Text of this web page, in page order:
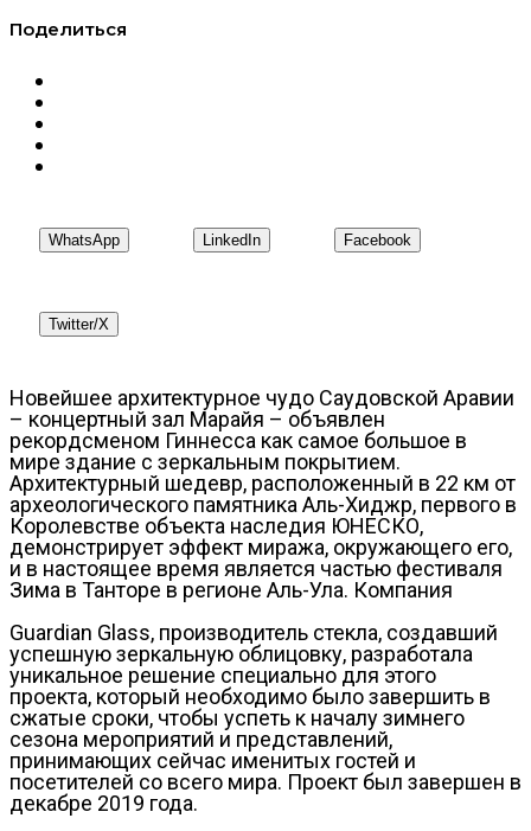
Поделиться
WhatsApp LinkedIn Facebook
Twitter/X
Новейшее архитектурное чудо Саудовской Аравии
– концертный зал Марайя – объявлен
рекордсменом Гиннесса как самое большое в
мире здание с зеркальным покрытием.
Архитектурный шедевр, расположенный в 22 км от
археологического памятника Аль-Хиджр, первого в
Королевстве объекта наследия ЮНЕСКО,
демонстрирует эффект миража, окружающего его,
и в настоящее время является частью фестиваля
Зима в Танторе в регионе Аль-Ула. Компания
Guardian Glass, производитель стекла, создавший
успешную зеркальную облицовку, разработала
уникальное решение специально для этого
проекта, который необходимо было завершить в
сжатые сроки, чтобы успеть к началу зимнего
сезона мероприятий и представлений,
принимающих сейчас именитых гостей и
посетителей со всего мира. Проект был завершен в
декабре 2019 года.